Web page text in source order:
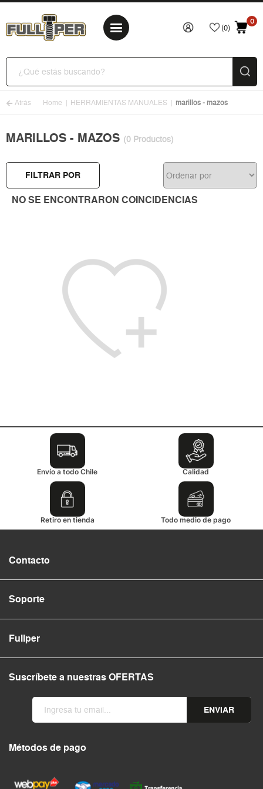
(0)
0
Atrás Home HERRAMIENTAS MANUALES marillos - mazos
MARILLOS - MAZOS (0 Productos)
FILTRAR POR
NO SE ENCONTRARON COINCIDENCIAS
Envío a todo Chile Calidad
Retiro en tienda Todo medio de pago
Contacto
Soporte
Fullper
Suscríbete a nuestras OFERTAS
ENVIAR
Métodos de pago